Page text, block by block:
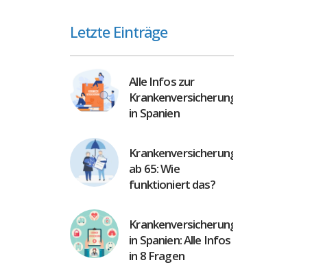
Letzte Einträge
Alle Infos zur
Krankenversicherung
in Spanien
Krankenversicherung
ab 65: Wie
funktioniert das?
Krankenversicherung
in Spanien: Alle Infos
in 8 Fragen